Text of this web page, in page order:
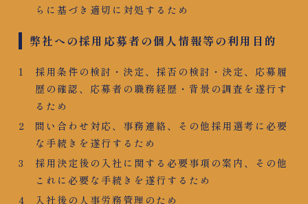
らに基づき適切に対処するため
弊社への採用応募者の個人情報等の利用目的
採用条件の検討・決定、採否の検討・決定、応募履
歴の確認、応募者の職務経歴・背景の調査を遂行す
るため
問い合わせ対応、事務連絡、その他採用選考に必要
な手続きを遂行するため
採用決定後の入社に関する必要事項の案内、その他
これに必要な手続きを遂行するため
入社後の人事労務管理のため